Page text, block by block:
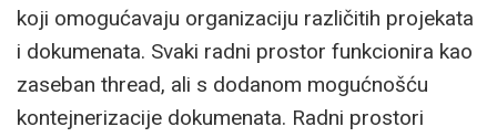
koji omogućavaju organizaciju različitih projekata
i dokumenata. Svaki radni prostor funkcionira kao
zaseban thread, ali s dodanom mogućnošću
kontejnerizacije dokumenata. Radni prostori